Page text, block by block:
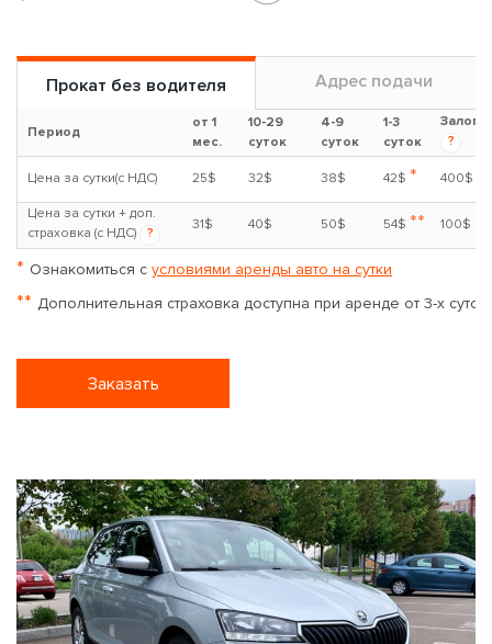
Прокат без водителя Адрес подачи
Период
от 1
мес.
10-29
суток
4-9
суток
1-3
суток
Залог
?
Цена за сутки(с НДС) 25$ 32$ 38$ 42$ * 400$
Цена за сутки + доп.
страховка (с НДС)
?
31$ 40$ 50$ 54$ ** 100$
* Ознакомиться с условиями аренды авто на сутки
** Дополнительная страховка доступна при аренде от 3-х суток
Заказать